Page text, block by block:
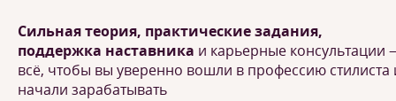
Сильная теория, практические задания,
поддержка наставника и карьерные консультации
всё, чтобы вы уверенно вошли в профессию стилиста
начали зарабатывать